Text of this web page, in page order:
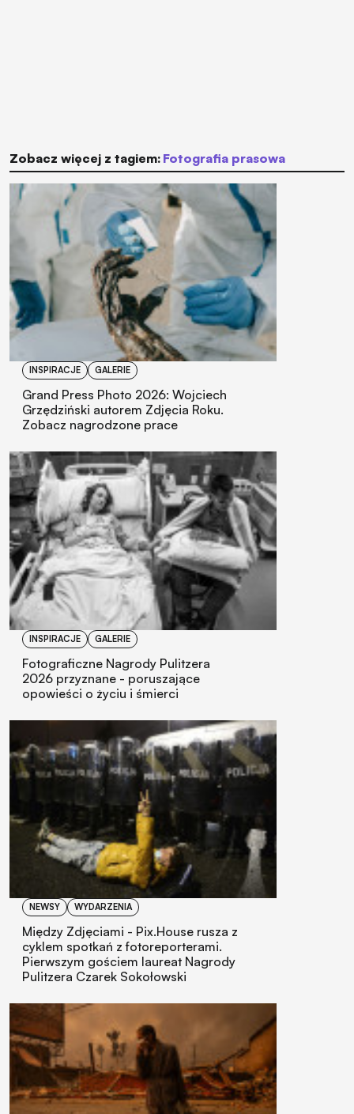
Zobacz więcej z tagiem: fotografia prasowa
INSPIRACJE GALERIE
Grand Press Photo 2026: Wojciech
Grzędziński autorem Zdjęcia Roku.
Zobacz nagrodzone prace
INSPIRACJE GALERIE
Fotograficzne Nagrody Pulitzera
2026 przyznane - poruszające
opowieści o życiu i śmierci
NEWSY WYDARZENIA
Między Zdjęciami - Pix.House rusza z
cyklem spotkań z fotoreporterami.
Pierwszym gościem laureat Nagrody
Pulitzera Czarek Sokołowski